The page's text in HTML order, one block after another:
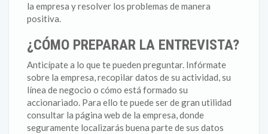
la empresa y resolver los problemas de manera
positiva.
¿CÓMO PREPARAR LA ENTREVISTA?
Anticípate a lo que te pueden preguntar. Infórmate
sobre la empresa, recopilar datos de su actividad, su
línea de negocio o cómo está formado su
accionariado. Para ello te puede ser de gran utilidad
consultar la página web de la empresa, donde
seguramente localizarás buena parte de sus datos